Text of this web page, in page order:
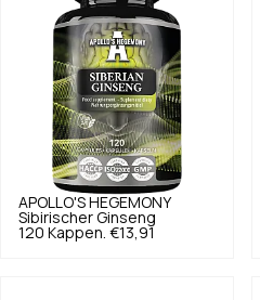
APOLLO'S HEGEMONY
Sibirischer Ginseng
120 Kappen. €13,91